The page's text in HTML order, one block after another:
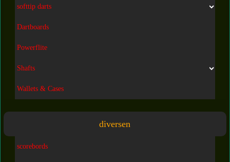
softtip darts
Dartboards
Powerflite
Shafts
Wallets & Cases
diversen
scorebords